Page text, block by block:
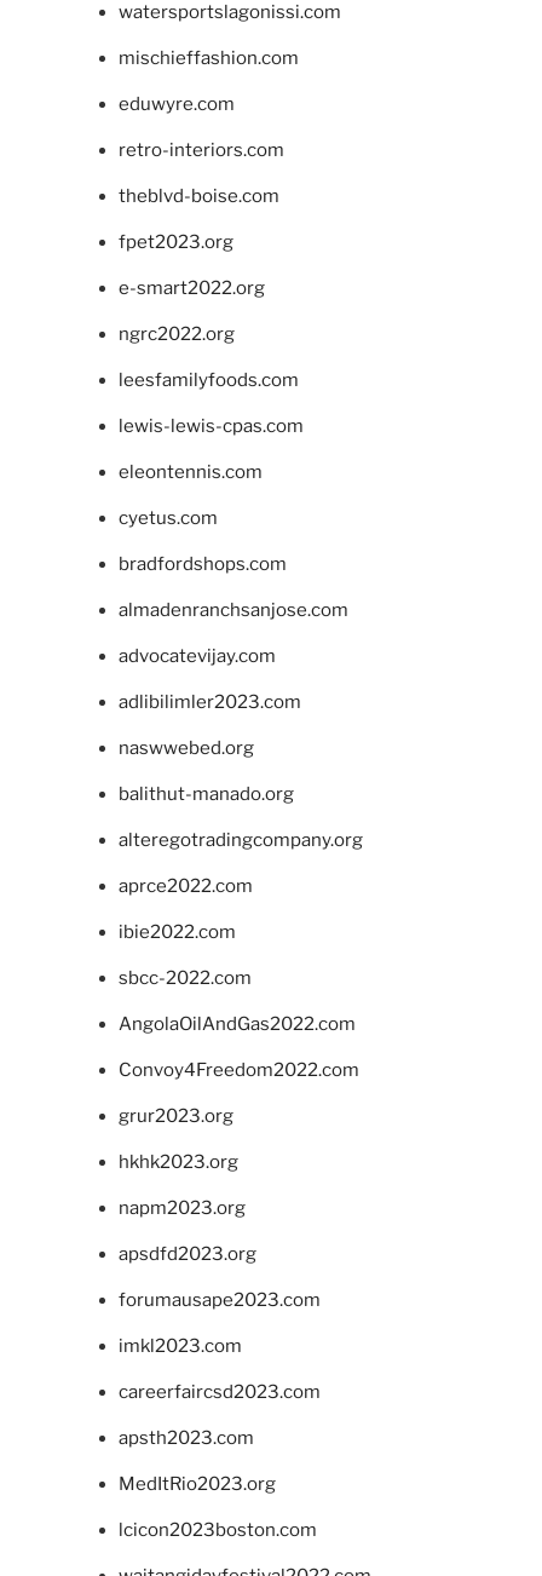
watersportslagonissi.com
mischieffashion.com
eduwyre.com
retro-interiors.com
theblvd-boise.com
fpet2023.org
e-smart2022.org
ngrc2022.org
leesfamilyfoods.com
lewis-lewis-cpas.com
eleontennis.com
cyetus.com
bradfordshops.com
almadenranchsanjose.com
advocatevijay.com
adlibilimler2023.com
naswwebed.org
balithut-manado.org
alteregotradingcompany.org
aprce2022.com
ibie2022.com
sbcc-2022.com
AngolaOilAndGas2022.com
Convoy4Freedom2022.com
grur2023.org
hkhk2023.org
napm2023.org
apsdfd2023.org
forumausape2023.com
imkl2023.com
careerfaircsd2023.com
apsth2023.com
MedItRio2023.org
lcicon2023boston.com